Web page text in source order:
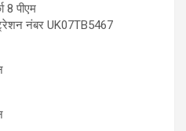
8 पीएम
नंबर UK07TB5467